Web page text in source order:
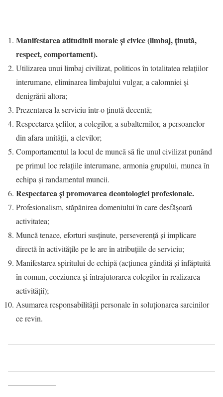
Manifestarea atitudinii morale și civice (limbaj, ținută,
respect, comportament).
Utilizarea unui limbaj civilizat, politicos în totalitatea relațiilor
interumane, eliminarea limbajului vulgar, a calomniei și
denigrării altora;
Prezentarea la serviciu într-o ţinută decentă;
Respectarea şefilor, a colegilor, a subalternilor, a persoanelor
din afara unității, a elevilor;
Comportamentul la locul de muncă să fie unul civilizat punând
pe primul loc relațiile interumane, armonia grupului, munca în
echipa și randamentul muncii.
Respectarea și promovarea deontologiei profesionale.
Profesionalism, stăpânirea domeniului în care desfăşoară
activitatea;
Muncă tenace, eforturi susținute, perseverență și implicare
directă în activităţile pe le are în atribuţiile de serviciu;
Manifestarea spiritului de echipă (acțiunea gândită și înfăptuită
în comun, coeziunea și întrajutorarea colegilor în realizarea
activităţii);
Asumarea responsabilității personale în soluţionarea sarcinilor
ce revin.